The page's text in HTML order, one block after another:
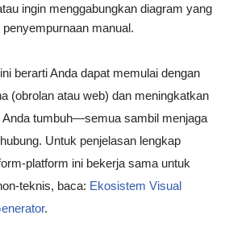
ingin menggabungkan diagram yang
manual.
berarti Anda dapat memulai dengan
(obrolan atau web) dan meningkatkan
Anda tumbuh—semua sambil menjaga
Untuk penjelasan lengkap
platform ini bekerja sama untuk
teknis, baca: Ekosistem Visual
.